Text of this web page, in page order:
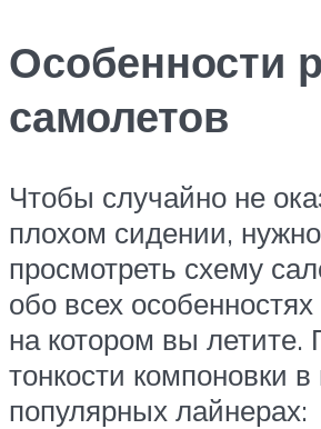
Особенности
самолетов
Чтобы случайно не
плохом сидении,
просмотреть схему
обо всех
на котором вы летите.
тонкости компоновки
популярных лайнерах: